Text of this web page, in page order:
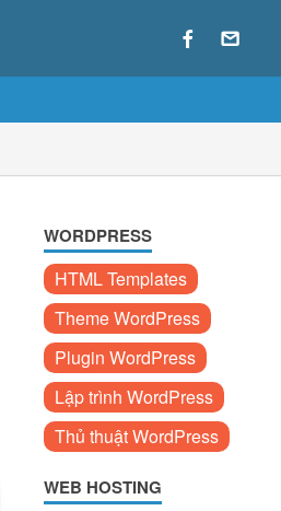
WORDPRESS
HTML Templates
Theme WordPress
Plugin WordPress
Lập trình WordPress
Thủ thuật WordPress
WEB HOSTING